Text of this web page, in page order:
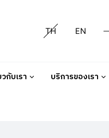
TH EN
วกับเรา บริการของเรา